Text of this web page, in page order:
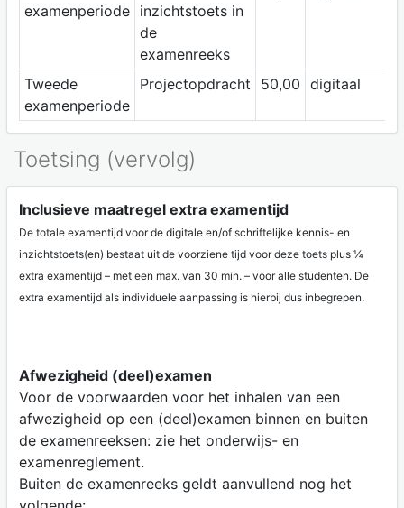
examenperiode
inzichtstoets in
de
examenreeks
Tweede
examenperiode
Projectopdracht 50,00 digitaal
Toetsing (vervolg)
Inclusieve maatregel extra examentijd
De totale examentijd voor de digitale en/of schriftelijke kennis- en
inzichtstoets(en) bestaat uit de voorziene tijd voor deze toets plus ¼
extra examentijd – met een max. van 30 min. – voor alle studenten. De
extra examentijd als individuele aanpassing is hierbij dus inbegrepen.
Afwezigheid (deel)examen
Voor de voorwaarden voor het inhalen van een
afwezigheid op een (deel)examen binnen en buiten
de examenreeksen: zie het onderwijs- en
examenreglement.
Buiten de examenreeks geldt aanvullend nog het